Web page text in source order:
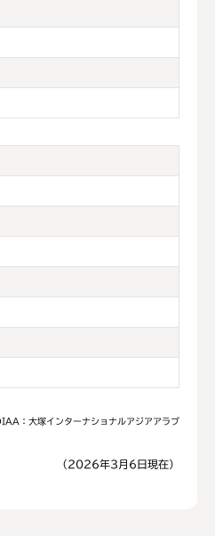
：大塚インターナショナルアジアアラブ
（2026年3月6日現在）